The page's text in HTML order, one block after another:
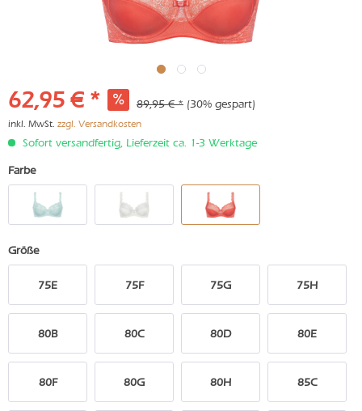
62,95 € * 89,95 € * (30% gespart)
inkl. MwSt. zzgl. Versandkosten
Sofort versandfertig, Lieferzeit ca. 1-3 Werktage
Farbe
Größe
75E 75F 75G 75H
80B 80C 80D 80E
80F 80G 80H 85C